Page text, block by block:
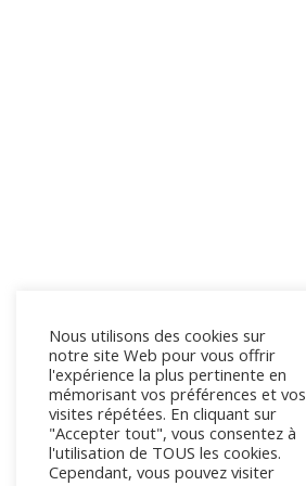
Nous utilisons des cookies sur
notre site Web pour vous offrir
l'expérience la plus pertinente en
mémorisant vos préférences et vos
visites répétées. En cliquant sur
"Accepter tout", vous consentez à
l'utilisation de TOUS les cookies.
Cependant, vous pouvez visiter